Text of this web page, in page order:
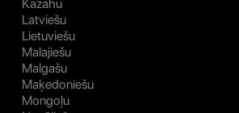
Kazahu
Latviešu
Lietuviešu
Malajiešu
Malgašu
Maķedoniešu
Mongoļu